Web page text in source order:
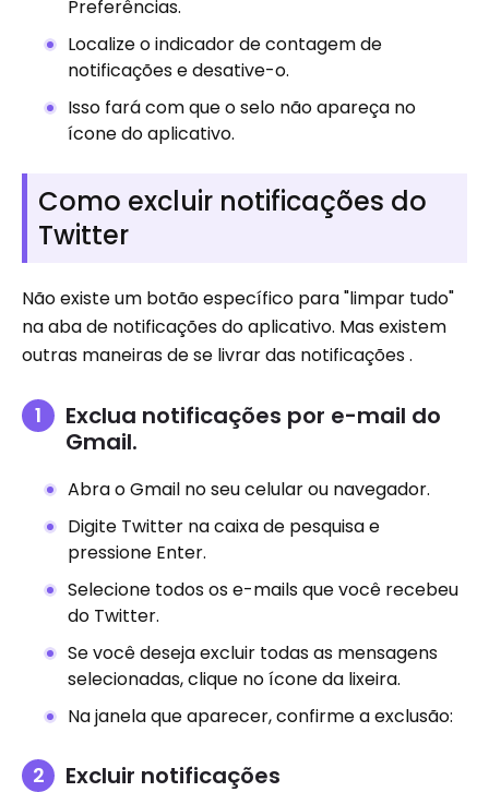
Preferências.
Localize o indicador de contagem de
notificações e desative-o.
Isso fará com que o selo não apareça no
ícone do aplicativo.
Como excluir notificações do
Twitter
Não existe um botão específico para "limpar tudo"
na aba de notificações do aplicativo. Mas existem
outras maneiras de se livrar das notificações .
Exclua notificações por e-mail do
Gmail.
Abra o Gmail no seu celular ou navegador.
Digite Twitter na caixa de pesquisa e
pressione Enter.
Selecione todos os e-mails que você recebeu
do Twitter.
Se você deseja excluir todas as mensagens
selecionadas, clique no ícone da lixeira.
Na janela que aparecer, confirme a exclusão:
Excluir notificações